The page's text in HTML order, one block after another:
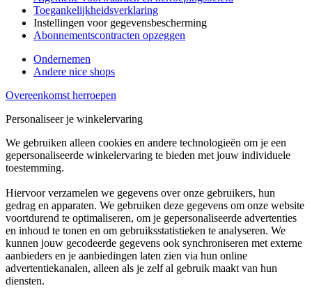
Toegankelijkheidsverklaring
Instellingen voor gegevensbescherming
Abonnementscontracten opzeggen
Ondernemen
Andere nice shops
Overeenkomst herroepen
Personaliseer je winkelervaring
We gebruiken alleen cookies en andere technologieën om je een
gepersonaliseerde winkelervaring te bieden met jouw individuele
toestemming.
Hiervoor verzamelen we gegevens over onze gebruikers, hun
gedrag en apparaten. We gebruiken deze gegevens om onze website
voortdurend te optimaliseren, om je gepersonaliseerde advertenties
en inhoud te tonen en om gebruiksstatistieken te analyseren. We
kunnen jouw gecodeerde gegevens ook synchroniseren met externe
aanbieders en je aanbiedingen laten zien via hun online
advertentiekanalen, alleen als je zelf al gebruik maakt van hun
diensten.